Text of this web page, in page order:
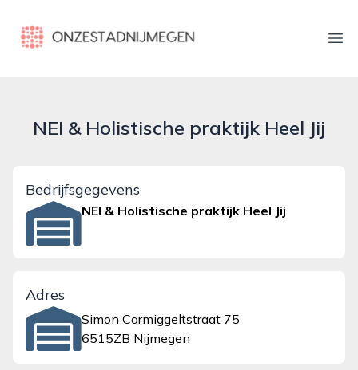
onzestadnijmegen.nl
NEI & Holistische praktijk Heel Jij
Bedrijfsgegevens
NEI & Holistische praktijk Heel Jij
Adres
Simon Carmiggeltstraat 75
6515ZB Nijmegen